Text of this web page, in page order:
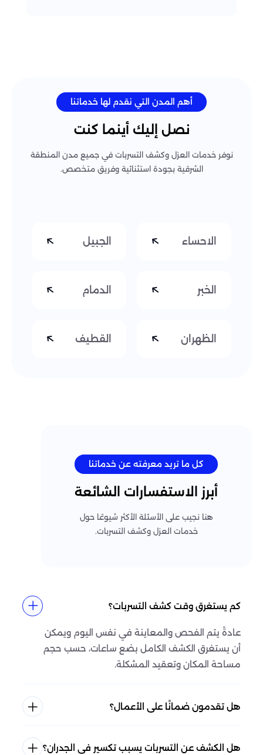
أهم المدن التي نقدم لها خدماتنا
نصل إليك أينما كنت
نوفر خدمات العزل وكشف التسربات في جميع مدن المنطقة
الشرقية بجودة استثنائية وفريق متخصص.
الاحساء الجبيل
الخبر الدمام
الظهران القطيف
كل ما تريد معرفته عن خدماتنا
أبرز الاستفسارات الشائعة
هنا نجيب على الأسئلة الأكثر شيوعًا حول
خدمات العزل وكشف التسربات.
كم يستغرق وقت كشف التسربات؟
عادةً يتم الفحص والمعاينة في نفس اليوم ويمكن
أن يستغرق الكشف الكامل بضع ساعات، حسب حجم
مساحة المكان وتعقيد المشكلة.
هل تقدمون ضمانًا على الأعمال؟
هل الكشف عن التسربات يسبب تكسير في الجدران؟